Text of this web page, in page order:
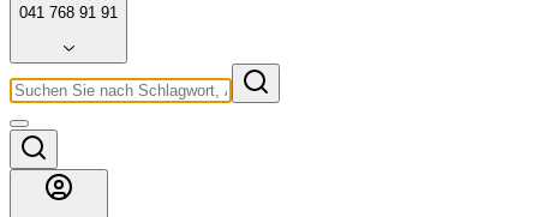
041 768 91 91